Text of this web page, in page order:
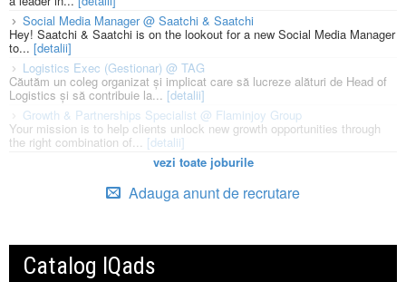
Social Media Manager @ Saatchi & Saatchi
Hey! Saatchi & Saatchi is on the lookout for a new Social Media Manager
to... [detalii]
Logistics Exec (Gestionar) @ TAG
Căutăm un coleg organizat și implicat care să lucreze alături de Head of
Logistics și să contribuie la... [detalii]
Growth & Partnerships Specialist @ Flaminjoy Group
Your mission is to help clients unlock new growth opportunities through
the right combination of... [detalii]
vezi toate joburile
Adauga anunt de recrutare
Catalog IQads